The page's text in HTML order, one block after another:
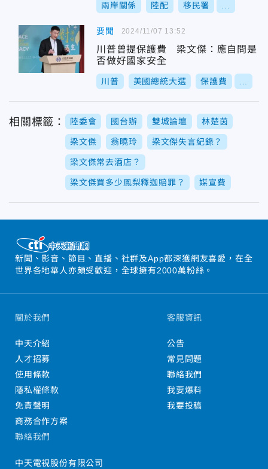
兩岸關係 陸配 移民署
要聞
川普曾提保護費 梁文傑：應自問是
否做好國家安全
川普 美國總統大選 保護費
2024/11/07 13:52
相關標籤： 陸委會 國台辦 雙城論壇 林楚茵
梁文傑 翁曉玲 梁文傑失言紀錄？
梁文傑常去酒店？
梁文傑買多少鳳梨釋迦賠罪？ 媒宣費
新聞、影音、節目、直播、社群及App都深獲網友喜愛，在全
世界各地華人亦頗受歡迎，全球擁有2000萬粉絲。
關於我們
中天介紹
人才招募
使用條款
隱私權條款
免責聲明
商務合作方案
客服資訊
公告
常見問題
聯絡我們
我要爆料
我要投稿
聯絡我們
中天電視股份有限公司